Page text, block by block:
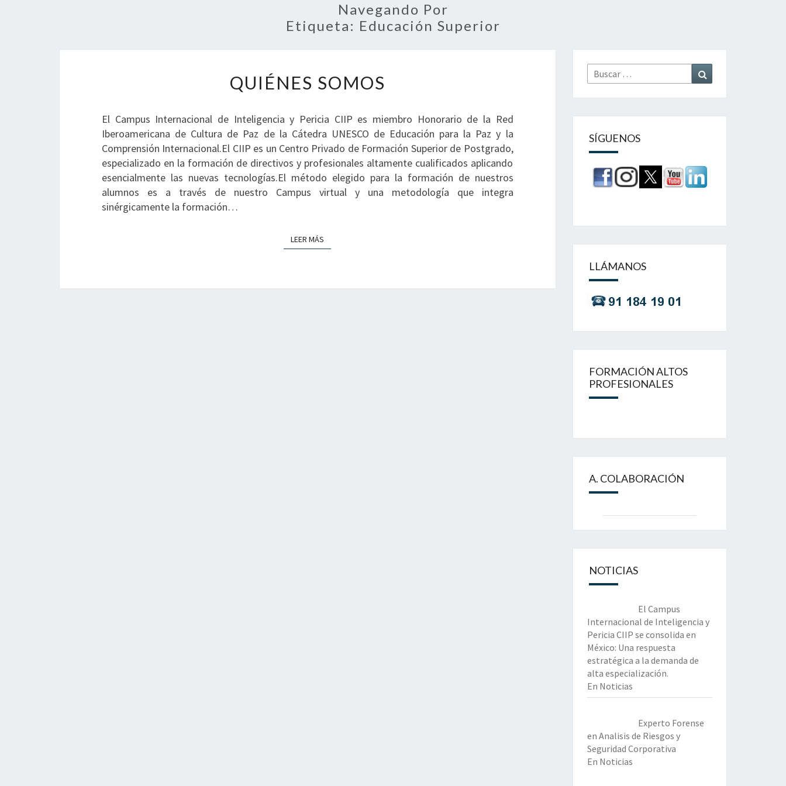
Navegando Por
Etiqueta: Educación Superior
SOMOS
QUIÉNES SOMOS
El Campus Internacional de Inteligencia y Pericia CIIP es miembro Honorario de la Red
Iberoamericana de Cultura de Paz de la Cátedra UNESCO de Educación para la Paz y la
Comprensión Internacional.El CIIP es un Centro Privado de Formación Superior de Postgrado,
especializado en la formación de directivos y profesionales altamente cualificados aplicando
esencialmente las nuevas tecnologías.El método elegido para la formación de nuestros
alumnos es a través de nuestro Campus virtual y una metodología que integra
sinérgicamente la formación…
LEER MÁS
Buscar
por:
SÍGUENOS
LLÁMANOS
FORMACIÓN ALTOS
PROFESIONALES
A. COLABORACIÓN
NOTICIAS
El Campus
Internacional de Inteligencia y
Pericia CIIP se consolida en
México: Una respuesta
estratégica a la demanda de
alta especialización.
En Noticias
Experto Forense
en Analisis de Riesgos y
Seguridad Corporativa
En Noticias